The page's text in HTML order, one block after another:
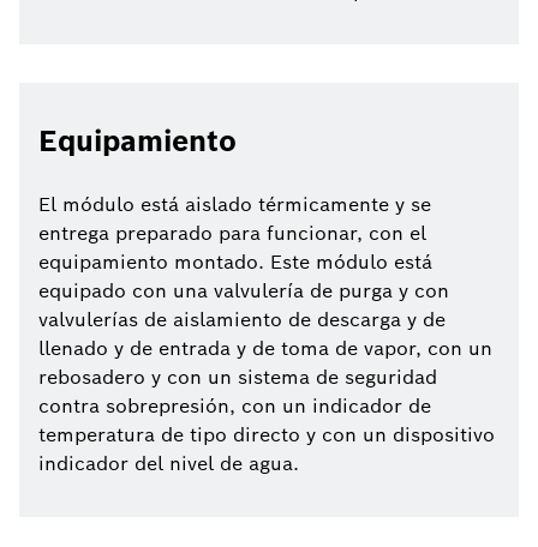
Equipamiento
El módulo está aislado térmicamente y se
entrega preparado para funcionar, con el
equipamiento montado. Este módulo está
equipado con una valvulería de purga y con
valvulerías de aislamiento de descarga y de
llenado y de entrada y de toma de vapor, con un
rebosadero y con un sistema de seguridad
contra sobrepresión, con un indicador de
temperatura de tipo directo y con un dispositivo
indicador del nivel de agua.